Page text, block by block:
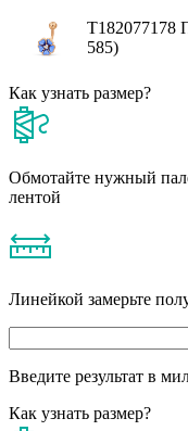
Т182077178
585)
Как узнать размер?
Обмотайте нужный
лентой
Линейкой замерьте
Введите результат в
Как узнать размер?